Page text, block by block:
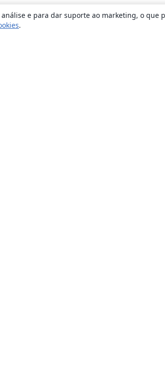
e para dar suporte ao marketing, o que
.